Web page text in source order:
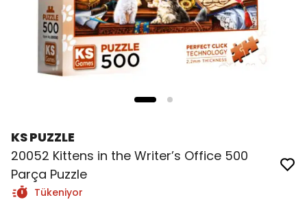
KS PUZZLE
20052 Kittens in the Writer’s Office 500
Parça Puzzle
Tükeniyor